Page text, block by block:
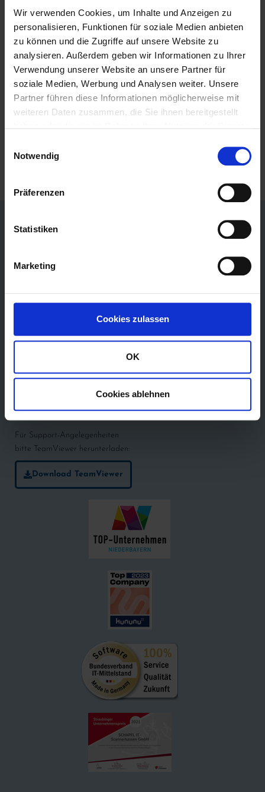
Wir verwenden Cookies, um Inhalte und Anzeigen zu
personalisieren, Funktionen für soziale Medien anbieten
zu können und die Zugriffe auf unsere Website zu
analysieren. Außerdem geben wir Informationen zu Ihrer
Verwendung unserer Website an unsere Partner für
soziale Medien, Werbung und Analysen weiter. Unsere
Partner führen diese Informationen möglicherweise mit
weiteren Daten zusammen, die Sie ihnen bereitgestellt
Notwendig
Präferenzen
Statistiken
Marketing
Cookies zulassen
OK
Cookies ablehnen
Ihr Spezialist für Scannerkassen
SCHAPFL IT-Scannerkassen GmbH
Ittlinger Straße 86
09421 96 213 0
09421 96 213 50
info@schapfl.de
Für Support-Angelegenheiten
bitte TeamViewer herunterladen:
Download TeamViewer